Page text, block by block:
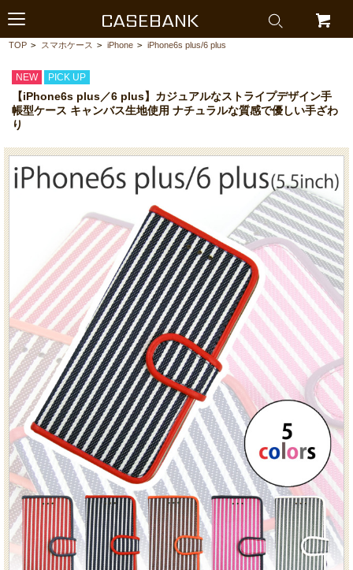
CASEBANK
TOP > スマホケース > iPhone > iPhone6s plus/6 plus
NEW PICK UP
【iPhone6s plus／6 plus】カジュアルなストライプデザイン手
帳型ケース キャンバス生地使用 ナチュラルな質感で優しい手ざわ
り